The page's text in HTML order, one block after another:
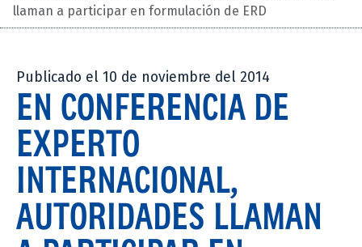
llaman a participar en formulación de ERD
Publicado el 10 de noviembre del 2014
EN CONFERENCIA DE
EXPERTO
INTERNACIONAL,
AUTORIDADES LLAMAN